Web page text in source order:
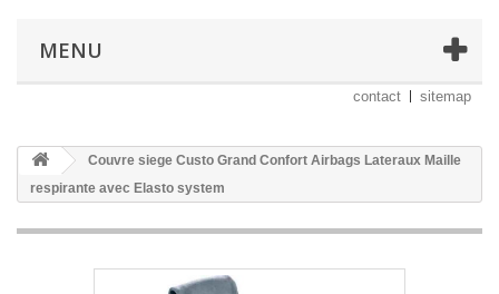
MENU
contact sitemap
Couvre siege Custo Grand Confort Airbags Lateraux Maille
respirante avec Elasto system